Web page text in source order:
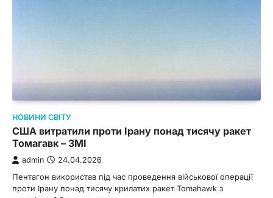
НОВИНИ СВІТУ
США витратили проти Ірану понад тисячу ракет
Томагавк – ЗМІ
admin 24.04.2026
Пентагон використав під час проведення військової операції
проти Ірану понад тисячу крилатих ракет Tomahawk з